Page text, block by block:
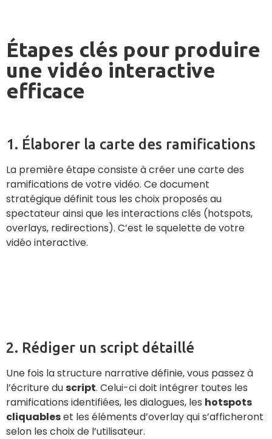
Étapes clés pour produire
une vidéo interactive
efficace
1. Élaborer la carte des ramifications
La première étape consiste à créer une carte des
ramifications de votre vidéo. Ce document
stratégique définit tous les choix proposés au
spectateur ainsi que les interactions clés (hotspots,
overlays, redirections). C’est le squelette de votre
vidéo interactive.
2. Rédiger un script détaillé
Une fois la structure narrative définie, vous passez à
l’écriture duscript. Celui-ci doit intégrer toutes les
ramifications identifiées, les dialogues, les hotspots
cliquableset les éléments d’overlay qui s’afficheront
selon les choix de l’utilisateur.